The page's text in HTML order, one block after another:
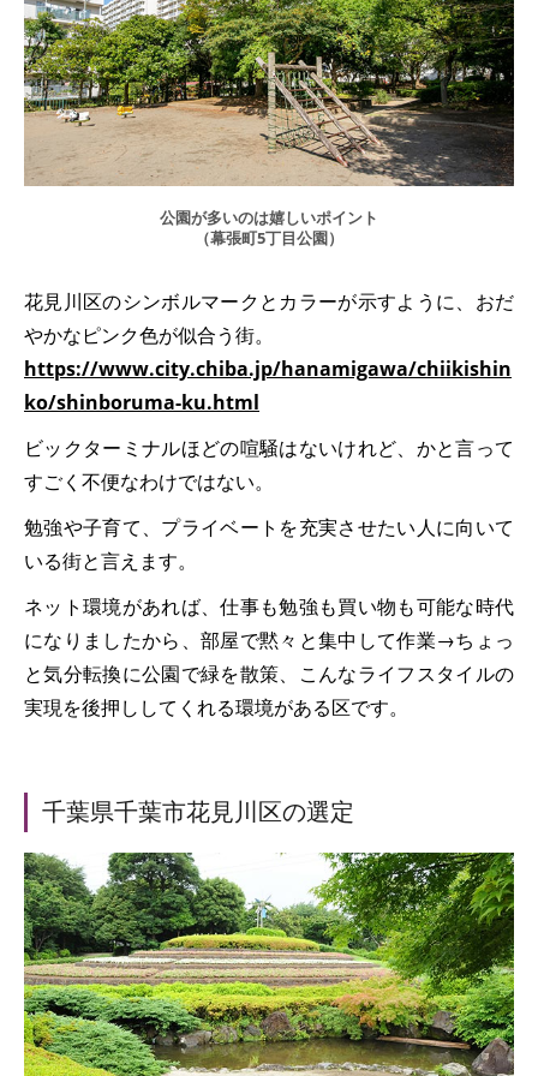
公園が多いのは嬉しいポイント
（幕張町5丁目公園）
花見川区のシンボルマークとカラーが示すように、おだ
やかなピンク色が似合う街。
https://www.city.chiba.jp/hanamigawa/chiikishin
ko/shinboruma-ku.html
ビックターミナルほどの喧騒はないけれど、かと言って
すごく不便なわけではない。
勉強や子育て、プライベートを充実させたい人に向いて
いる街と言えます。
ネット環境があれば、仕事も勉強も買い物も可能な時代
になりましたから、部屋で黙々と集中して作業→ちょっ
と気分転換に公園で緑を散策、こんなライフスタイルの
実現を後押ししてくれる環境がある区です。
千葉県千葉市花見川区の選定